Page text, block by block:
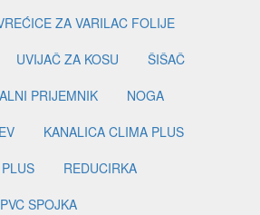
ZA VARILAC FOLIJE
UVIJAČ ZA KOSU
ŠIŠAČ
PRIJEMNIK
NOGA
KANALICA CLIMA PLUS
REDUCIRKA
PVC SPOJKA